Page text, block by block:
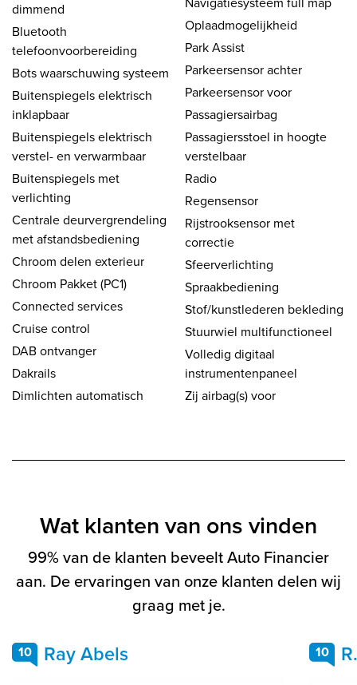
dimmend
Bluetooth
telefoonvoorbereiding
Bots waarschuwing systeem
Buitenspiegels elektrisch
inklapbaar
Buitenspiegels elektrisch
verstel- en verwarmbaar
Buitenspiegels met
verlichting
Centrale deurvergrendeling
met afstandsbediening
Chroom delen exterieur
Chroom Pakket (PC1)
Connected services
Cruise control
DAB ontvanger
Dakrails
Dimlichten automatisch
Oplaadmogelijkheid
Park Assist
Parkeersensor achter
Parkeersensor voor
Passagiersairbag
Passagiersstoel in hoogte
verstelbaar
Radio
Regensensor
Rijstrooksensor met
correctie
Sfeerverlichting
Spraakbediening
Stof/kunstlederen bekleding
Stuurwiel multifunctioneel
Volledig digitaal
instrumentenpaneel
Zij airbag(s) voor
Wat klanten van ons vinden
99% van de klanten beveelt Auto Financier
aan. De ervaringen van onze klanten delen wij
graag met je.
10 Ray Abels 10